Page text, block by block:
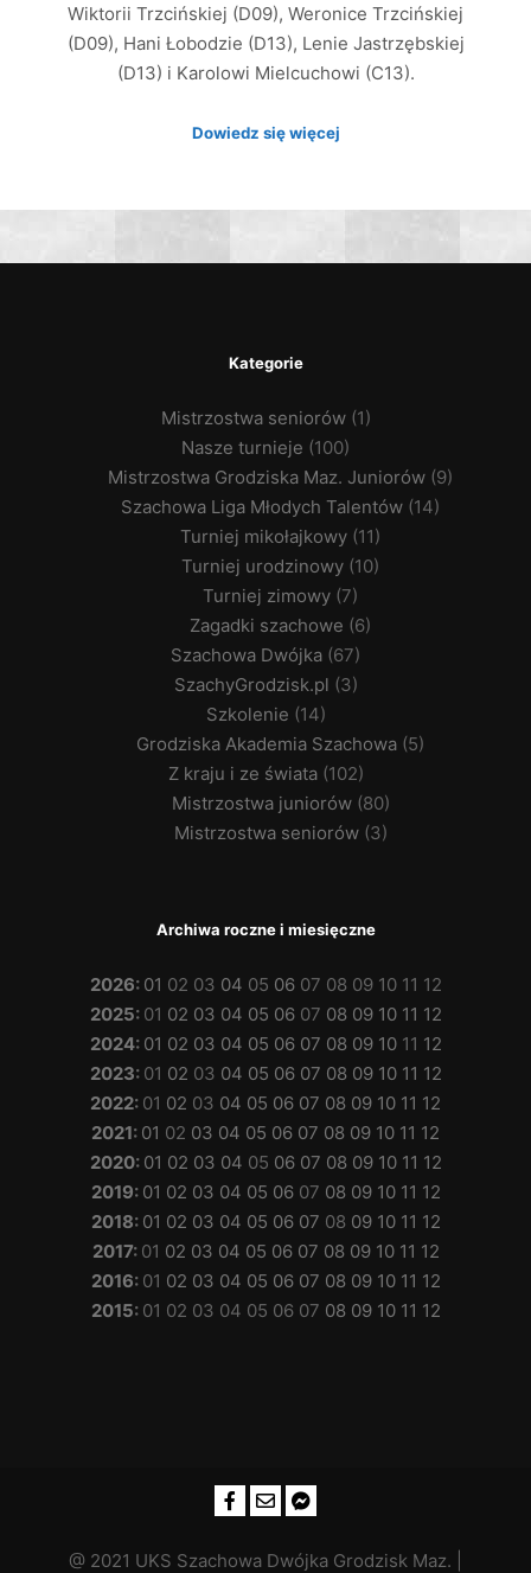
Wiktorii Trzcińskiej (D09), Weronice Trzcińskiej
(D09), Hani Łobodzie (D13), Lenie Jastrzębskiej
(D13) i Karolowi Mielcuchowi (C13).
Dowiedz się więcej
Kategorie
Mistrzostwa seniorów(1)
Nasze turnieje (100)
Mistrzostwa Grodziska Maz. Juniorów (9)
Szachowa Liga Młodych Talentów (14)
Turniej mikołajkowy (11)
Turniej urodzinowy (10)
Turniej zimowy (7)
Zagadki szachowe (6)
Szachowa Dwójka (67)
SzachyGrodzisk.pl (3)
Szkolenie (14)
Grodziska Akademia Szachowa (5)
Z kraju i ze świata(102)
Mistrzostwa juniorów(80)
Mistrzostwa seniorów(3)
Archiwa roczne i miesięczne
2026: 01 02 03 04 05 06 07 08 09 10 11 12
2025: 01 02 03 04 05 06 07 08 09 10 11 12
2024: 01 02 03 04 05 06 07 08 09 10 11 12
2023: 01 02 03 04 05 06 07 08 09 10 11 12
2022: 01 02 03 04 05 06 07 08 09 10 11 12
2021: 01 02 03 04 05 06 07 08 09 10 11 12
2020: 01 02 03 04 05 06 07 08 09 10 11 12
2019: 01 02 03 04 05 06 07 08 09 10 11 12
2018: 01 02 03 04 05 06 07 08 09 10 11 12
2017: 01 02 03 04 05 06 07 08 09 10 11 12
2016: 01 02 03 04 05 06 07 08 09 10 11 12
2015: 01 02 03 04 05 06 07 08 09 10 11 12
@ 2021 UKS Szachowa Dwójka Grodzisk Maz. |